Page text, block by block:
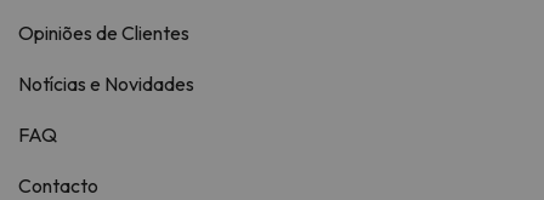
Opiniões de Clientes
Notícias e Novidades
FAQ
Contacto